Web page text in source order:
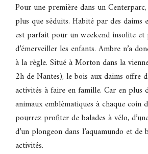
Pour une première dans un
plus que séduits. Habité par des daims
est parfait pour un weekend insolite et
d’émerveiller les enfants. Ambre n’a
à la règle. Situé à Morton dans la
2h de Nantes), le bois aux daims offre
activités à faire en famille. Car en plus
animaux emblématiques à chaque coin
pourrez profiter de balades à vélo,
d’un plongeon dans l’aquamundo et de
activités.